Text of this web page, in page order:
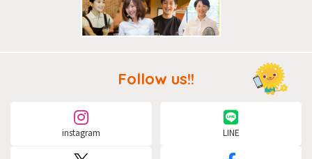
Follow us!!
instagram LINE